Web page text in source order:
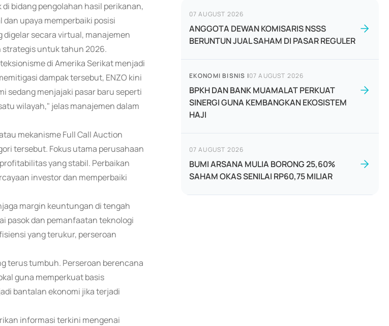
di bidang pengolahan hasil perikanan,
upaya memperbaiki posisi
digelar secara virtual, manajemen
strategis untuk tahun 2026.
di Amerika Serikat menjadi
dampak tersebut, ENZO kini
sedang menjajaki pasar baru seperti
wilayah," jelas manajemen dalam
mekanisme Full Call Auction
tersebut. Fokus utama perusahaan
yang stabil. Perbaikan
investor dan memperbaiki
margin keuntungan di tengah
pasok dan pemanfaatan teknologi
yang terukur, perseroan
terus tumbuh. Perseroan berencana
guna memperkuat basis
bantalan ekonomi jika terjadi
informasi terkini mengenai
07 AUGUST 2026
ANGGOTA DEWAN KOMISARIS NSSS
BERUNTUN JUAL SAHAM DI PASAR REGULER
EKONOMI BISNIS |07 AUGUST 2026
BPKH DAN BANK MUAMALAT PERKUAT
SINERGI GUNA KEMBANGKAN EKOSISTEM
HAJI
07 AUGUST 2026
BUMI ARSANA MULIA BORONG 25,60%
SAHAM OKAS SENILAI RP60,75 MILIAR